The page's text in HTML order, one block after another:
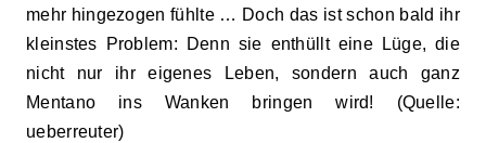
mehr hingezogen fühlte … Doch das ist schon bald ihr
kleinstes Problem: Denn sie enthüllt eine Lüge, die
nicht nur ihr eigenes Leben, sondern auch ganz
Mentano ins Wanken bringen wird! (Quelle:
ueberreuter)